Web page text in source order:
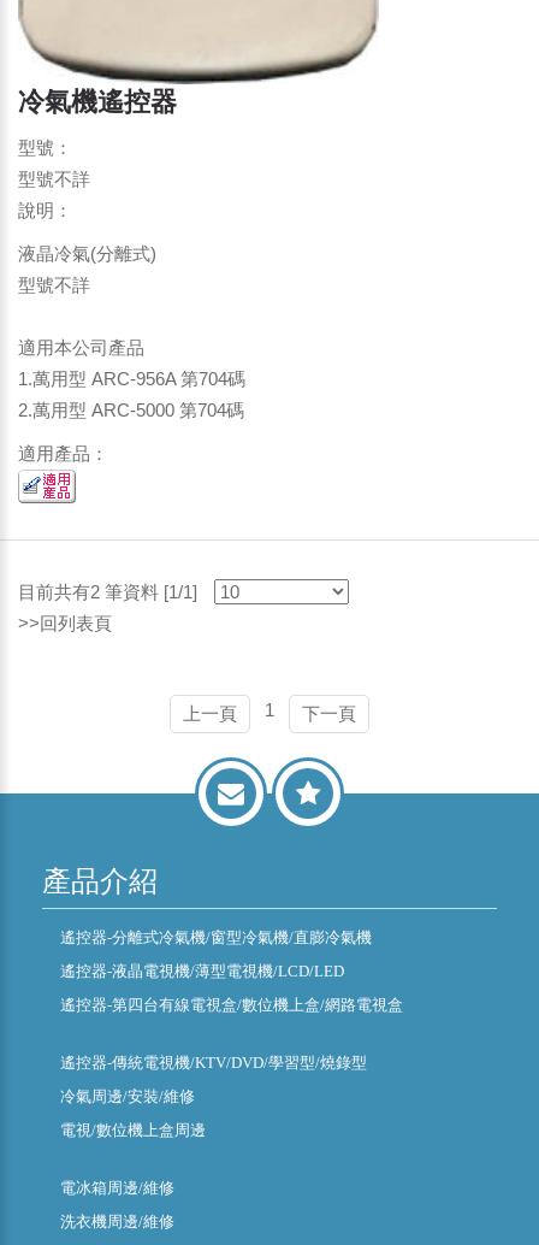
冷氣機遙控器
型號：
型號不詳
說明：
液晶冷氣(分離式)
型號不詳
適用本公司產品
1.萬用型 ARC-956A 第704碼
2.萬用型 ARC-5000 第704碼
適用產品：
目前共有2 筆資料 [1/1]
>>回列表頁
上一頁 1 下一頁
產品介紹
遙控器-分離式冷氣機/窗型冷氣機/直膨冷氣機
遙控器-液晶電視機/薄型電視機/LCD/LED
遙控器-第四台有線電視盒/數位機上盒/網路電視盒
遙控器-傳統電視機/KTV/DVD/學習型/燒錄型
冷氣周邊/安裝/維修
電視/數位機上盒周邊
電冰箱周邊/維修
洗衣機周邊/維修